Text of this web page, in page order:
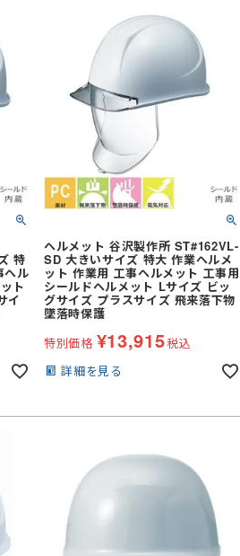
特
ヘル
ト
イ
ヘルメット 谷沢製作所 ST#162VL-
SD 大きいサイズ 特大 作業ヘルメ
ット 作業用 工事ヘルメット 工事用
シールドヘルメット Lサイズ ビッ
グサイズ プラスサイズ 飛来落下物
墜落時保護
特別価格 ¥13,915税込
詳細を見る
ワンピース・チュニック
オーバーオール
その他衛生用品